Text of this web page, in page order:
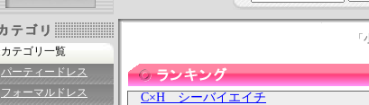
カテゴリ一覧
パーティードレス
フォーマルドレス
C×H シーバイエイチ